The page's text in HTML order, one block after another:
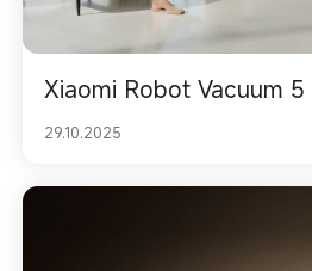
Xiaomi Robot Vacuum 5
29.10.2025